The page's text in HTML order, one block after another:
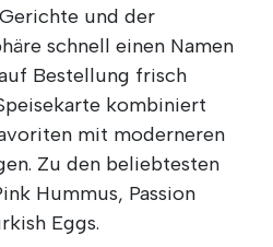
und der
schnell einen Namen
Bestellung frisch
kombiniert
mit moderneren
Zu den beliebtesten
Hummus, Passion
Eggs.